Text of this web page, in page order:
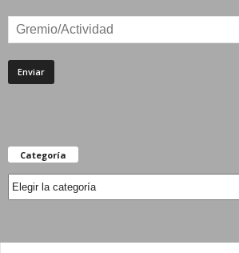
Categoría
Categoría